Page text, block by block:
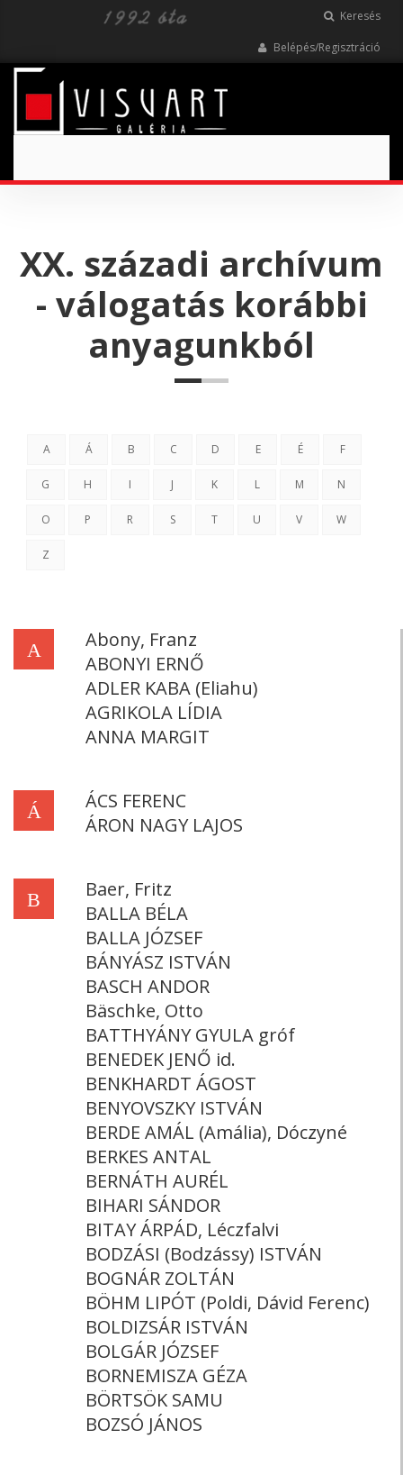
Keresés
Belépés/Regisztráció
XX. századi archívum
- válogatás korábbi
anyagunkból
A Á B C D E É F
G H I J K L M N
O P R S T U V W
Z
A
Abony, Franz
ABONYI ERNŐ
ADLER KABA (Eliahu)
AGRIKOLA LÍDIA
ANNA MARGIT
Á
ÁCS FERENC
ÁRON NAGY LAJOS
B
Baer, Fritz
BALLA BÉLA
BALLA JÓZSEF
BÁNYÁSZ ISTVÁN
BASCH ANDOR
Bäschke, Otto
BATTHYÁNY GYULA gróf
BENEDEK JENŐ id.
BENKHARDT ÁGOST
BENYOVSZKY ISTVÁN
BERDE AMÁL (Amália), Dóczyné
BERKES ANTAL
BERNÁTH AURÉL
BIHARI SÁNDOR
BITAY ÁRPÁD, Léczfalvi
BODZÁSI (Bodzássy) ISTVÁN
BOGNÁR ZOLTÁN
BÖHM LIPÓT (Poldi, Dávid Ferenc)
BOLDIZSÁR ISTVÁN
BOLGÁR JÓZSEF
BORNEMISZA GÉZA
BÖRTSÖK SAMU
BOZSÓ JÁNOS